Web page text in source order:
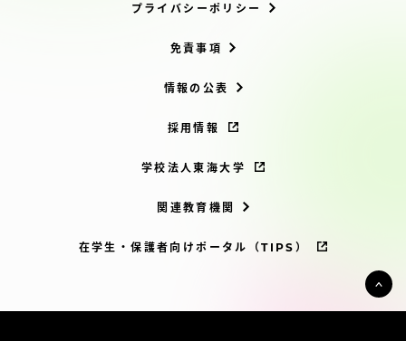
プライバシーポリシー
免責事項
情報の公表
採用情報
学校法人東海大学
関連教育機関
在学生・保護者向けポータル（TIPS）